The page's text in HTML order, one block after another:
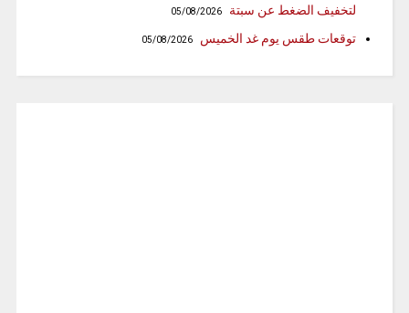
لتخفيف الضغط عن سبتة
05/08/2026
توقعات طقس يوم غد الخميس 05/08/2026